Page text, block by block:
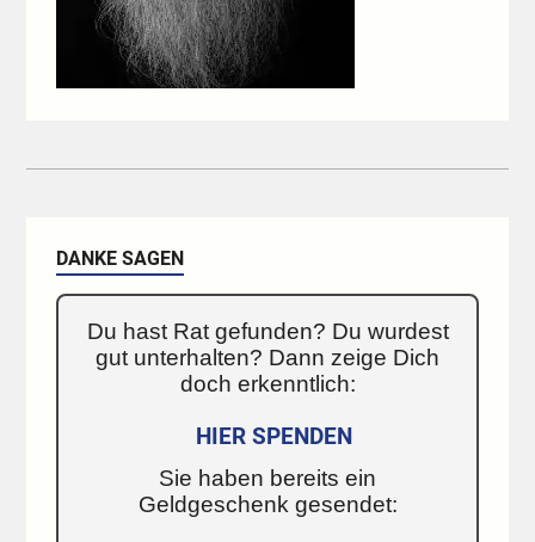
DANKE SAGEN
Du hast Rat gefunden? Du wurdest
gut unterhalten? Dann zeige Dich
doch erkenntlich:
HIER SPENDEN
Sie haben bereits ein
Geldgeschenk gesendet: